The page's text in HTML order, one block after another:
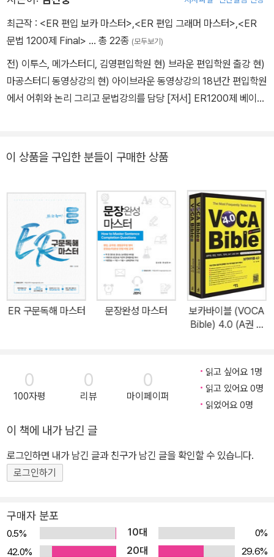
최근작 : <ER 편입 보카 마스터>,<ER 편입 그래머 마스터>,<ER
문법 1200제 Final> … 총 22종 (모두보기)
전) 이투스, 메가스터디, 김영편입학원 현) 브라운 편입학원 출강 현)
마공스터디 동영상강의 현) 아이브라운 동영상강의 18년간 편입학원
에서 어휘와 논리 그리고 문법강의를 담당 [저서] ER1200제 베이직
략그래머(넥서스) 공무원 1200제 등 다양한 분야의 여러 영어수험서
이 상품을 구입한 분들이 구매한 상품
ER 구문독해 마스터 문장완성 마스터
보카바이블 (VOCA
Bible) 4.0 (A권 +
0
100자평
0
리뷰
0
마이페이퍼
읽고 싶어요 1명
읽고 있어요 0명
읽었어요 0명
이 책에 내가 남긴 글
로그인하면 내가 남긴 글과 친구가 남긴 글을 확인할 수 있습니다.
로그인하기
구매자 분포
0.5% 10대
0%
42.0%
20대
29.6%